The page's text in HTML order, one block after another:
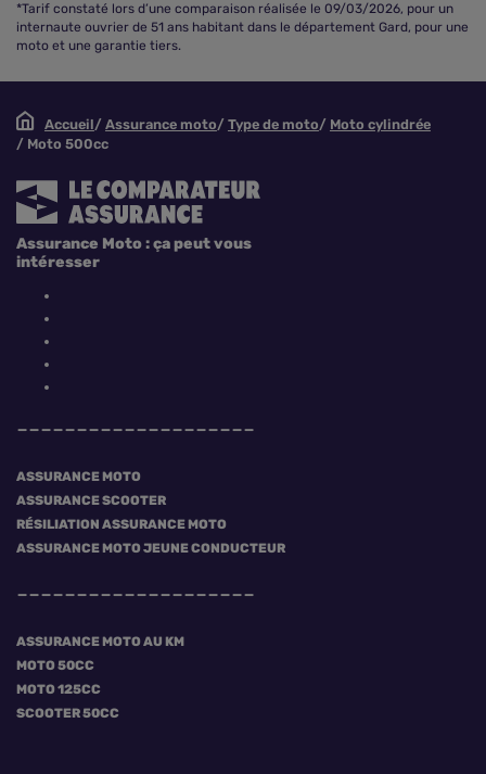
*Tarif constaté lors d’une comparaison réalisée le 09/03/2026, pour un
internaute ouvrier de 51 ans habitant dans le département Gard, pour une
moto et une garantie tiers.
Accueil Assurance moto Type de moto
Moto cylindrée
Moto 500cc
ASSURANCE MOTO
ASSURANCE SCOOTER
RÉSILIATION ASSURANCE MOTO
ASSURANCE MOTO JEUNE CONDUCTEUR
ASSURANCE MOTO AU KM
MOTO 50CC
MOTO 125CC
SCOOTER 50CC
Assurance Moto : ça peut vous
intéresser